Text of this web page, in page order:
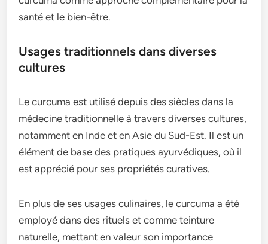
santé et le bien-être.
Usages traditionnels dans diverses
cultures
Le curcuma est utilisé depuis des siècles dans la
médecine traditionnelle à travers diverses cultures,
notamment en Inde et en Asie du Sud-Est. Il est un
élément de base des pratiques ayurvédiques, où il
est apprécié pour ses propriétés curatives.
En plus de ses usages culinaires, le curcuma a été
employé dans des rituels et comme teinture
naturelle, mettant en valeur son importance